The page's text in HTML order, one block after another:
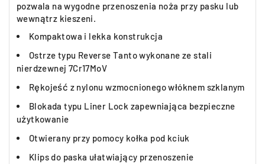
pozwala na wygodne przenoszenia noża przy pasku lub
wewnątrz kieszeni.
Kompaktowa i lekka konstrukcja
Ostrze typu Reverse Tanto wykonane ze stali
nierdzewnej 7Cr17MoV
Rękojeść z nylonu wzmocnionego włóknem szklanym
Blokada typu Liner Lock zapewniająca bezpieczne
użytkowanie
Otwierany przy pomocy kołka pod kciuk
Klips do paska ułatwiający przenoszenie